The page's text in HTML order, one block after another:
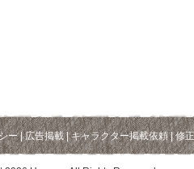
ー|広告掲載|キャラクター掲載依頼|修